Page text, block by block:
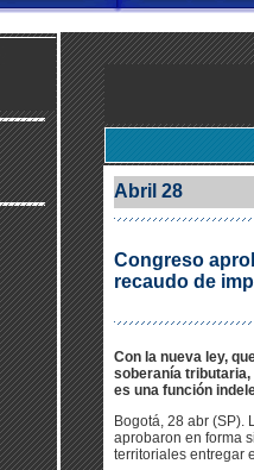
Abril 28
Congreso
recaudo de
Con la nueva ley,
soberanía
es una función
Bogotá, 28 abr
aprobaron en forma
territoriales entregar